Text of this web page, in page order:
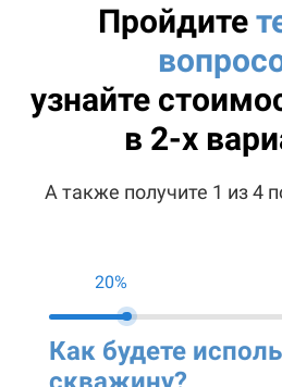
Пройдите
узнайте
в 2-х
А также получите 1 из 4
20%
Как будете